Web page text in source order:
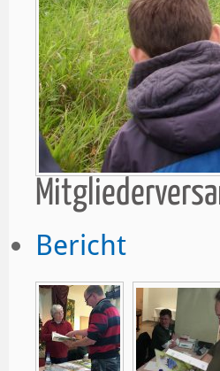
Bericht